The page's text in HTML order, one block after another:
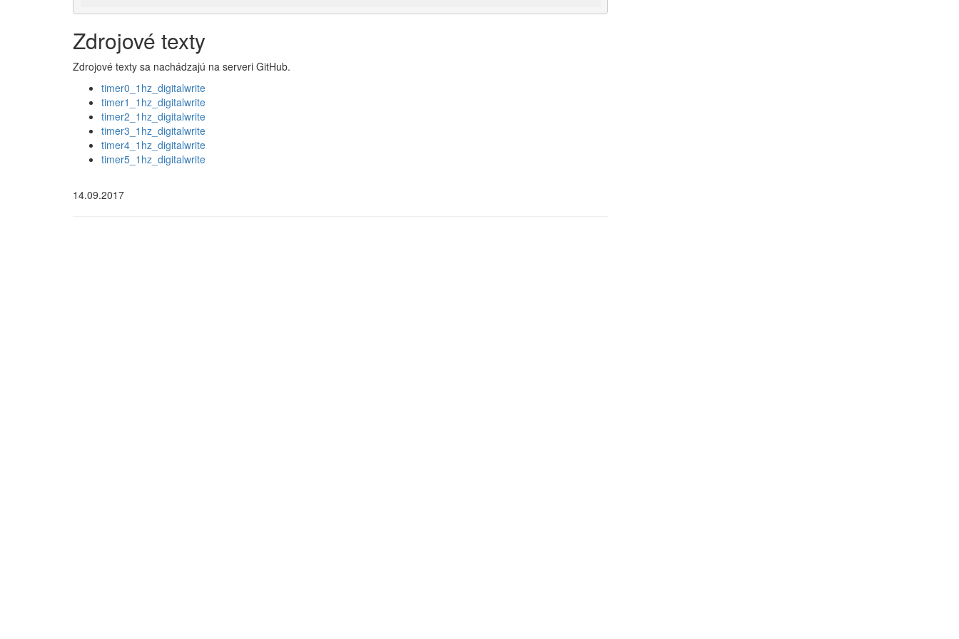
Zdrojové texty
Zdrojové texty sa nachádzajú na serveri GitHub.
timer0_1hz_digitalwrite
timer1_1hz_digitalwrite
timer2_1hz_digitalwrite
timer3_1hz_digitalwrite
timer4_1hz_digitalwrite
timer5_1hz_digitalwrite
14.09.2017